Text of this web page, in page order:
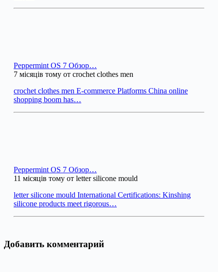
Peppermint OS 7 Обзор…
7 місяців тому от crochet clothes men
crochet clothes men E-commerce Platforms China online
shopping boom has…
Peppermint OS 7 Обзор…
11 місяців тому от letter silicone mould
letter silicone mould International Certifications: Kinshing
silicone products meet rigorous…
Добавить комментарий